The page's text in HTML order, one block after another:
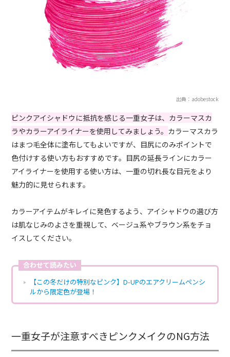
出典：adobestock
ピンクアイシャドウに抵抗を感じる一重女子は、カラーマスカ
ラやカラーアイライナーを使用してみましょう。 カラーマスカラ
はまつ毛全体に塗布してもよいですが、目尻にのみポイントで
色付けする使い方もおすすめです。目尻の延長ラインにカラー
アイライナーを使用する使い方は、一重の切れ長な目元をより
魅力的に見せられます。
カラーアイテムがキレイに発色するよう、アイシャドウの選び方
は肌なじみのよさを重視して、ベージュ系やブラウン系をチョ
イスしてください。
合わせて読みたい
【この冬だけの特別なピンク】D-UPのエアクリームペンシ
ルから限定色が登場！
一重女子が注意すべきピンクメイクのNG方法